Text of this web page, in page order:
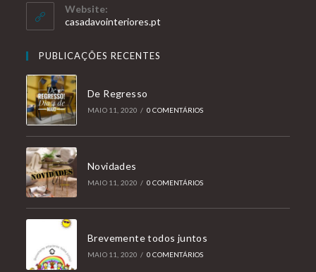
Website:
casadavointeriores.pt
PUBLICAÇÕES RECENTES
De Regresso
MAIO 11, 2020 / 0 COMENTÁRIOS
Novidades
MAIO 11, 2020 / 0 COMENTÁRIOS
Brevemente todos juntos
MAIO 11, 2020 / 0 COMENTÁRIOS